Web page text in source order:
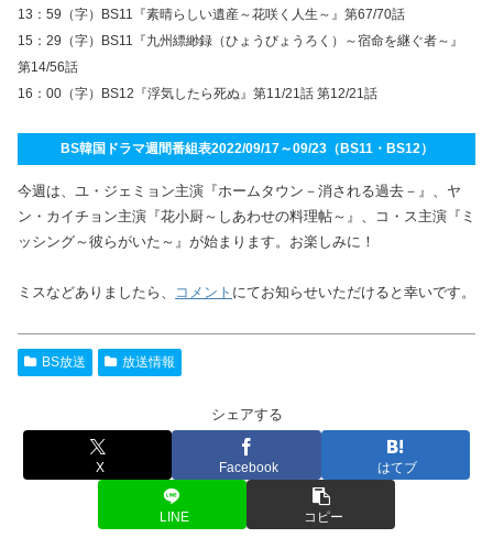
13：59（字）BS11『素晴らしい遺産～花咲く人生～』第67/70話
15：29（字）BS11『九州縹緲録（ひょうびょうろく）～宿命を継ぐ者～』
第14/56話
16：00（字）BS12『浮気したら死ぬ』第11/21話 第12/21話
BS韓国ドラマ週間番組表2022/09/17～09/23（BS11・BS12）
今週は、ユ・ジェミョン主演『ホームタウン－消される過去－』、ヤ
ン・カイチョン主演『花小厨～しあわせの料理帖～』、コ・ス主演『ミ
ッシング～彼らがいた～』が始まります。お楽しみに！
ミスなどありましたら、 コメント にてお知らせいただけると幸いです。
BS放送 放送情報
シェアする
X Facebook はてブ
LINE コピー